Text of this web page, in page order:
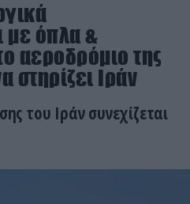
με όπλα &
αεροδρόμιο της
στηρίζει Ιράν
του Ιράν συνεχίζεται